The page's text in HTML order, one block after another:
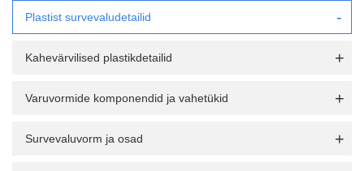
Plastist survevaludetailid
Kahevärvilised plastikdetailid
Varuvormide komponendid ja vahetükid
Survevaluvorm ja osad